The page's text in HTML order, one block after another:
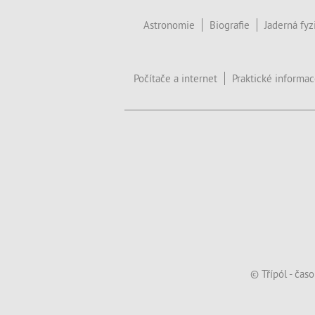
Astronomie Biografie Jaderná
Počítače a internet
Praktické
© Třípól -